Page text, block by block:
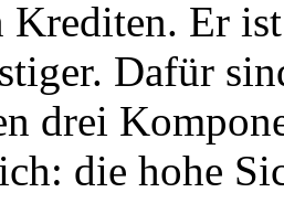
Krediten. Er
Dafür
drei
die hohe